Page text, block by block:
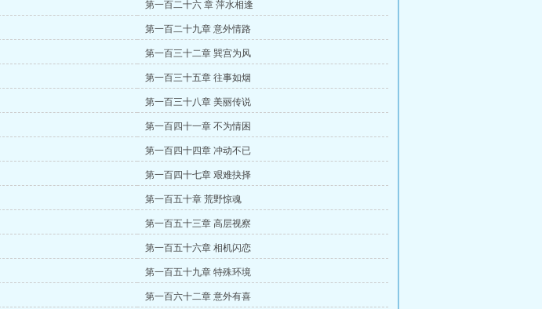
第一百二十六 章 萍水相逢
第一百二十九章 意外情路
第一百三十二章 巽宫为风
第一百三十五章 往事如烟
第一百三十八章 美丽传说
第一百四十一章 不为情困
第一百四十四章 冲动不已
第一百四十七章 艰难抉择
第一百五十章 荒野惊魂
第一百五十三章 高层视察
第一百五十六章 相机闪恋
第一百五十九章 特殊环境
第一百六十二章 意外有喜